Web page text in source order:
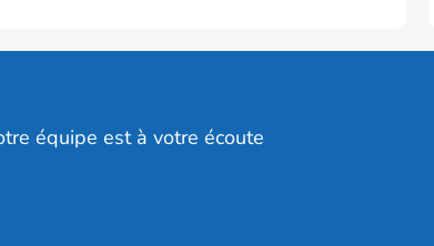
équipe est à votre écoute